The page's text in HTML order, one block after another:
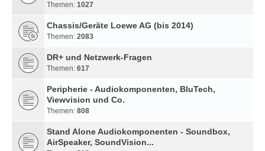
Themen: 1027
Chassis/Geräte Loewe AG (bis 2014)
Themen: 2083
DR+ und Netzwerk-Fragen
Themen: 617
Peripherie - Audiokomponenten, BluTech,
Viewvision und Co.
Themen: 808
Stand Alone Audiokomponenten - Soundbox,
AirSpeaker, SoundVision...